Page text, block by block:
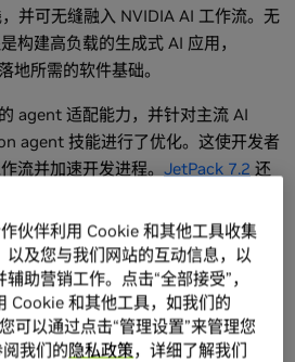
并可无缝融入 NVIDIA AI 工作流。无
构建高负载的生成式 AI 应用，
地所需的软件基础。
agent 适配能力，并针对主流 AI
agent 技能进行了优化。这使开发者
流并加速开发进程。 JetPack 7.2 还
一步优化性能并实现确定性的边缘 AI
用的工作流帮助开发者构建、配
用。关键能力包括：通过自动化 BSP
的 Jetson Linux 定制，从而加快产品
伙伴利用 Cookie 和其他工具收集
以及您与我们网站的互动信息，以
助营销工作。点击“全部接受”，
Cookie 和其他工具，如我们的
可以通过点击“管理设置”来管理您
我们的隐私政策，详细了解我们